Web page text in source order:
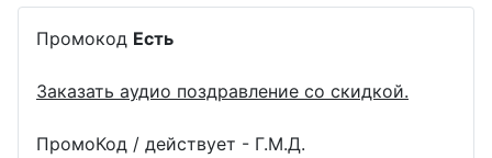
Промокод Есть
Заказать аудио поздравление со скидкой.
ПромоКод / действует - Г.М.Д.